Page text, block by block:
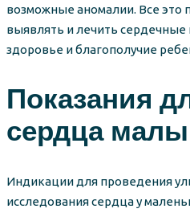
возможные аномалии. Все это
выявлять и лечить
здоровье и благополучие
Показания
сердца
Индикации для проведения
исследования сердца у